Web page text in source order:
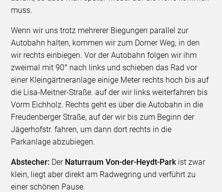
muss.
Wenn wir uns trotz mehrerer Biegungen parallel zur
Autobahn halten, kommen wir zum Dorner Weg, in den
wir rechts einbiegen. Vor der Autobahn folgen wir ihm
zweimal mit 90° nach links und schieben das Rad vor
einer Kleingärtneranlage einige Meter rechts hoch bis auf
die Lisa-Meitner-Straße. auf der wir links weiterfahren bis
Vorm Eichholz. Rechts geht es über die Autobahn in die
Freudenberger Straße, auf der wir bis zum Beginn der
Jägerhofstr. fahren, um dann dort rechts in die
Parkanlage abzubiegen.
Abstecher: Der Naturraum Von-der-Heydt-Parkist zwar
klein, liegt aber direkt am Radwegring und verführt zu
einer schönen Pause.